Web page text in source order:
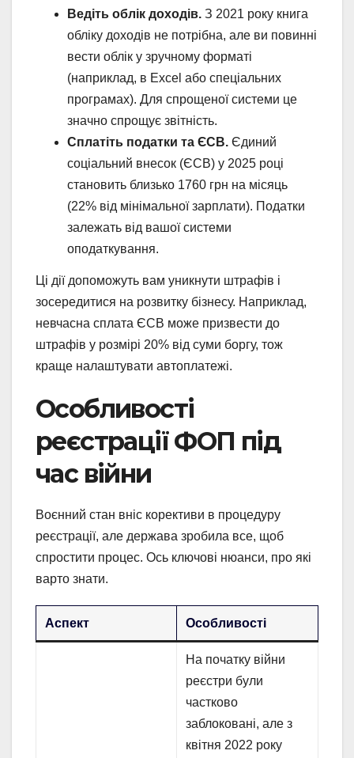
Ведіть облік доходів. З 2021 року книга
обліку доходів не потрібна, але ви повинні
вести облік у зручному форматі
(наприклад, в Excel або спеціальних
програмах). Для спрощеної системи це
значно спрощує звітність.
Сплатіть податки та ЄСВ. Єдиний
соціальний внесок (ЄСВ) у 2025 році
становить близько 1760 грн на місяць
(22% від мінімальної зарплати). Податки
залежать від вашої системи
оподаткування.
Ці дії допоможуть вам уникнути штрафів і
зосередитися на розвитку бізнесу. Наприклад,
невчасна сплата ЄСВ може призвести до
штрафів у розмірі 20% від суми боргу, тож
краще налаштувати автоплатежі.
Особливості
реєстрації ФОП під
час війни
Воєнний стан вніс корективи в процедуру
реєстрації, але держава зробила все, щоб
спростити процес. Ось ключові нюанси, про які
варто знати.
Аспект Особливості
На початку війни
реєстри були
частково
заблоковані, але з
квітня 2022 року